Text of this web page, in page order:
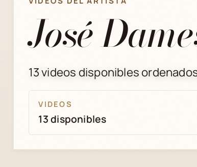
José
13 videos disponibles
VIDEOS
13 disponibles